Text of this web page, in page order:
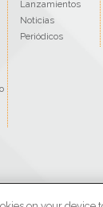
Lanzamientos
Noticias
Periódicos